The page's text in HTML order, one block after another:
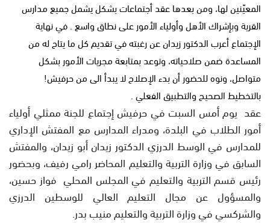
المعيّنين لها، ومن بعدها عقد أجتماعات بشكل يشمل جميع مدارس
القرية وبإشراك الأهل وأولياء الأمور على نطاق واسع . في نهاية
الإجتماع أعرب الدكتور زيدان عن رغبته في تقديم كل ما يتاح له من
المساعدة ضمن صلاحياته، وتوعد بمتابعة مجريات الأمور بشكل
متواصل، ونوه للحضور أن بدء الإصلاح لا يبدأ الى من حرفيش!
بالتخطيط الصحيح والتطبيق الفعلي .
عقد يوم أمس السبت في حرفيش إجتماع للجنة ممثلي أولياء
أمور الطلاب في البلدة، ومدراء المدارس مع المفتش الإداري
للمدارس في الوسط الدرزي الدكتور زيدان أبو زيدان، والمفتش
السابق في وزارة التربية والتعليم المحاضر رامي رفيف، وبحضور
رئيس قسم التربية والتعليم في المجلس المحلي فواز حسين،
والمسؤول عن مجال التعليم العالي للوسطين الدرزي
والشركسي في وزارة التربية والتعليم منيب بدر.